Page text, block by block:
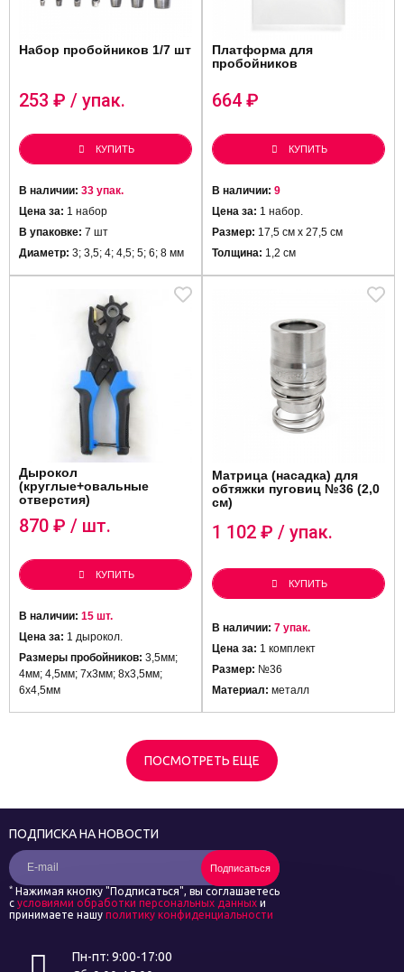
Набор пробойников 1/7 шт
253 ₽ / упак.
КУПИТЬ
В наличии: 33 упак.
Цена за: 1 набор
В упаковке: 7 шт
Диаметр: 3; 3,5; 4; 4,5; 5; 6; 8 мм
Платформа для
пробойников
664 ₽
КУПИТЬ
В наличии: 9
Цена за: 1 набор.
Размер: 17,5 см х 27,5 см
Толщина: 1,2 см
Дырокол
(круглые+овальные
отверстия)
870 ₽ / шт.
КУПИТЬ
В наличии: 15 шт.
Цена за: 1 дырокол.
Размеры пробойников: 3,5мм;
4мм; 4,5мм; 7х3мм; 8х3,5мм;
6х4,5мм
Матрица (насадка) для
обтяжки пуговиц №36 (2,0
см)
1 102 ₽ / упак.
КУПИТЬ
В наличии: 7 упак.
Цена за: 1 комплект
Размер: №36
Материал: металл
ПОСМОТРЕТЬ ЕЩЕ
Пн-пт: 9:00-17:00
ПОДПИСКА НА НОВОСТИ
Подписаться
* Нажимая кнопку "Подписаться", вы соглашаетесь
с условиями обработки персональных данных и
принимаете нашу политику конфиденциальности